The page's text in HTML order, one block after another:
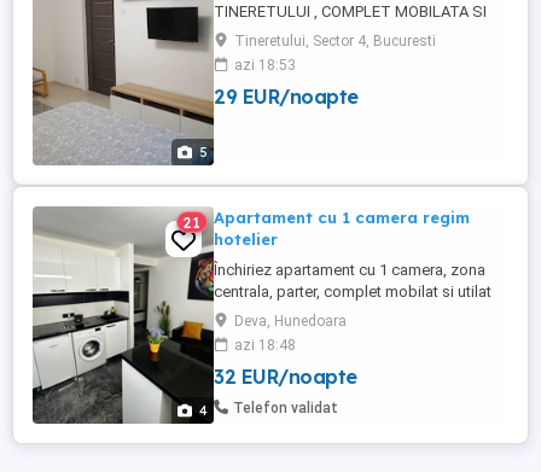
5
TINERETULUI , COMPLET MOBILATA SI
UTILATA MODERN, PRET TRANZIT 3h 100
lei SAU 150 NOAPTE
Tineretului, Sector 4, Bucuresti
azi 18:53
29 EUR/noapte
4
21
Apartament cu 1 camera regim
hotelier
Închiriez apartament cu 1 camera, zona
centrala, parter, complet mobilat si utilat
(plita, frigider, masina de spalat, cuptor cu
microunde, esspresor, uscator de par,
masa si fier de calcat, uscator rufe,aer
conditionat, centrala termica, tv, wi-fi, mini
bar inclus in pret. Pretul pentru 1-2
Deva, Hunedoara
azi 18:48
32 EUR/noapte
Telefon validat